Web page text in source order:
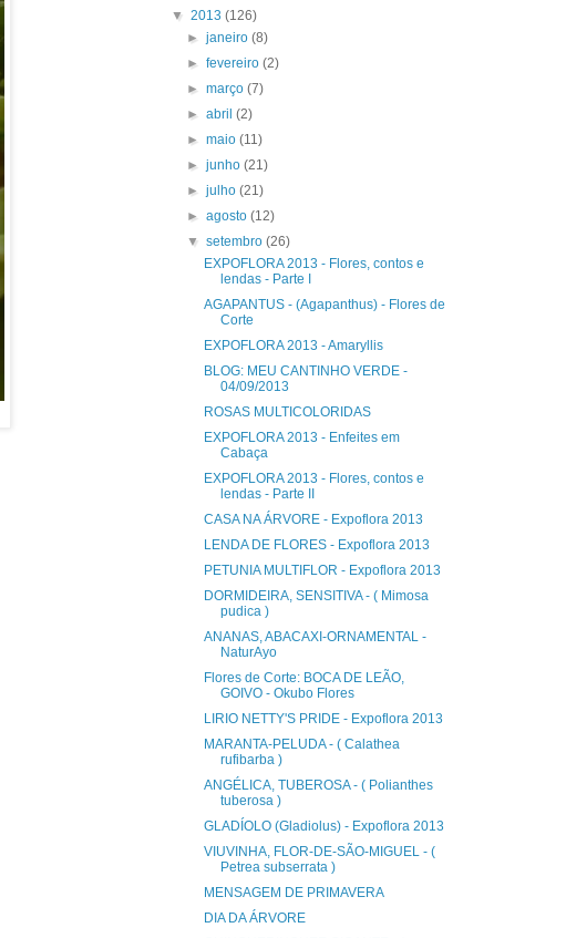
▼ 2013 (126)
►janeiro(8)
►fevereiro(2)
►março(7)
►abril(2)
►maio(11)
►junho(21)
►julho(21)
►agosto(12)
▼setembro(26)
EXPOFLORA 2013 - Flores, contos e
lendas - Parte I
AGAPANTUS - (Agapanthus) - Flores de
Corte
EXPOFLORA 2013 - Amaryllis
BLOG: MEU CANTINHO VERDE -
04/09/2013
ROSAS MULTICOLORIDAS
EXPOFLORA 2013 - Enfeites em
Cabaça
EXPOFLORA 2013 - Flores, contos e
lendas - Parte II
CASA NA ÁRVORE - Expoflora 2013
LENDA DE FLORES - Expoflora 2013
PETUNIA MULTIFLOR - Expoflora 2013
DORMIDEIRA, SENSITIVA - ( Mimosa
pudica )
ANANAS, ABACAXI-ORNAMENTAL -
NaturAyo
Flores de Corte: BOCA DE LEÃO,
GOIVO - Okubo Flores
LIRIO NETTY'S PRIDE - Expoflora 2013
MARANTA-PELUDA - ( Calathea
rufibarba )
ANGÉLICA, TUBEROSA - ( Polianthes
tuberosa )
GLADÍOLO (Gladiolus) - Expoflora 2013
VIUVINHA, FLOR-DE-SÃO-MIGUEL - (
Petrea subserrata )
MENSAGEM DE PRIMAVERA
DIA DA ÁRVORE